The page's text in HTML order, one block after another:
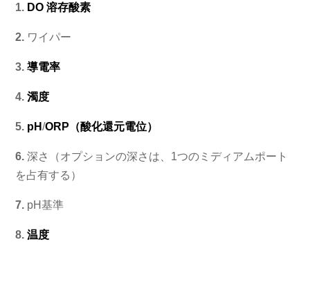
1. DO 溶存酸素
2. ワイパー
3.導電率
4.濁度
5. pH/ORP（酸化還元電位）
6.深さ（オプションの深さは、1つのミディアムポート
を占有する）
7. pH基準
8.温度